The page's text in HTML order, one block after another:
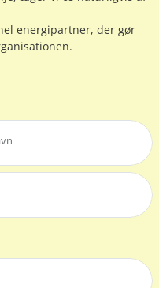
energipartner, der gør